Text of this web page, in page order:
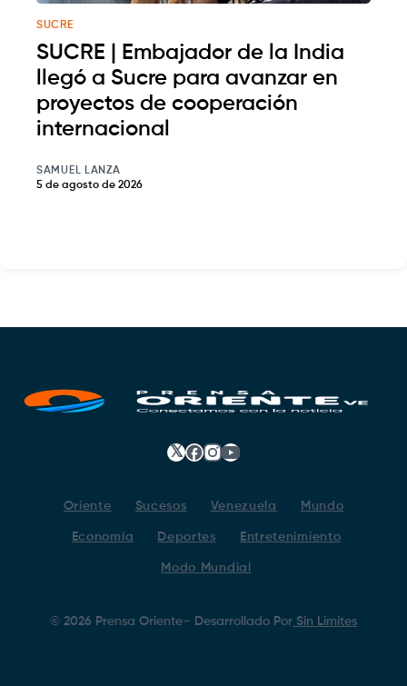
SUCRE
SUCRE | Embajador de la India
llegó a Sucre para avanzar en
proyectos de cooperación
internacional
SAMUEL LANZA
5 de agosto de 2026
𝕏 Facebook
Instagram
YouTube
Oriente Sucesos Venezuela Mundo
Economía Deportes Entretenimiento
Modo Mundial
© 2026 Prensa Oriente– Desarrollado Por Sin Limites